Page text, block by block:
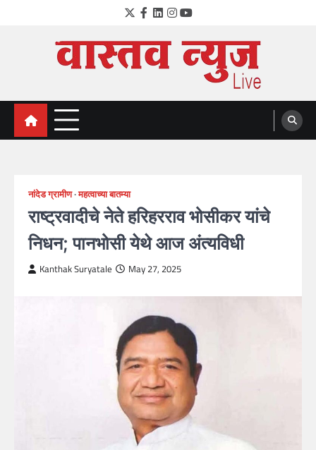
Twitter
Facebook
LinkedIn
Instagram
YouTube
VastavNEWSLive.com
a leading NEWS portal of Maharahstra
नांदेड ग्रामीण महत्वाच्या बातम्या
राष्ट्रवादीचे नेते हरिहरराव भोसीकर यांचे
निधन; पानभोसी येथे आज अंत्यविधी
Kanthak Suryatale May 27, 2025